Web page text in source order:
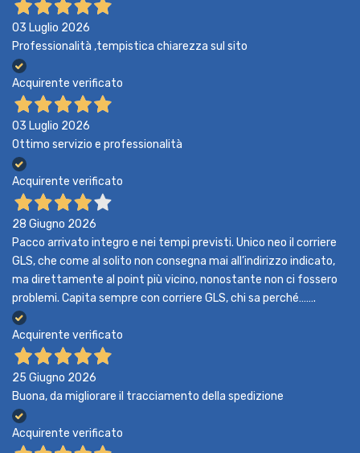
03 Luglio 2026
Professionalità ,tempistica chiarezza sul sito
Acquirente verificato
03 Luglio 2026
Ottimo servizio e professionalità
Acquirente verificato
28 Giugno 2026
Pacco arrivato integro e nei tempi previsti. Unico neo il corriere
GLS, che come al solito non consegna mai all’indirizzo indicato,
ma direttamente al point più vicino, nonostante non ci fossero
problemi. Capita sempre con corriere GLS, chi sa perché…….
Acquirente verificato
25 Giugno 2026
Buona, da migliorare il tracciamento della spedizione
Acquirente verificato